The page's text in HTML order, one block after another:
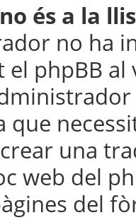
és a la
no ha
phpBB
que
una
web del
del